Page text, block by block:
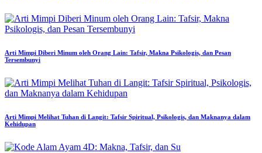
Arti Mimpi Diberi Minum oleh Orang Lain: Tafsir, Makna Psikologis, dan Pesan
Tersembunyi
Arti Mimpi Melihat Tuhan di Langit: Tafsir Spiritual, Psikologis, dan Maknanya dalam
Kehidupan